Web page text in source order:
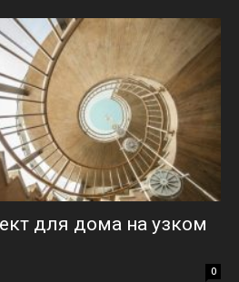
для дома на узком
0